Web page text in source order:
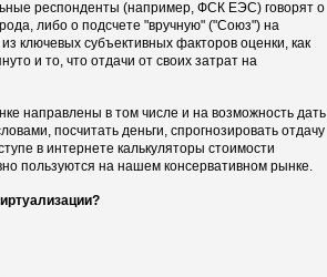
респонденты (например, ФСК ЕЭС) говорят о
либо о подсчете "вручную" ("Союз") на
ключевых субъективных факторов оценки, как
и то, что отдачи от своих затрат на
направлены в том числе и на возможность дать
посчитать деньги, спрогнозировать отдачу
в интернете калькуляторы стоимости
пользуются на нашем консервативном рынке.